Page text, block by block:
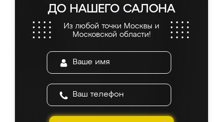
ДО НАШЕГО САЛОНА
Из любой точки Москвы и
Московской области!